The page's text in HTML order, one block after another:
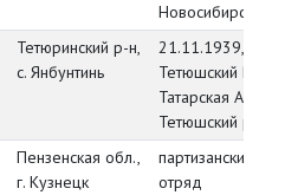
Новосибирск
Тетюринский р-н,
с. Янбунтинь
21.11.1939,
Тетюшский РВК,
Татарская АССР,
Тетюшский р-н
Пензенская обл.,
г. Кузнецк
партизанский
отряд